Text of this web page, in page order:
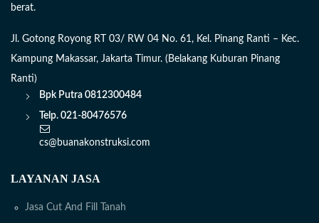
berat.
Jl. Gotong Royong RT 03/ RW 04 No. 61, Kel. Pinang Ranti – Kec.
Kampung Makassar, Jakarta Timur. (Belakang Kuburan Pinang
Ranti)
Bpk Putra 0812300484
Telp. 021-80476576
cs@buanakonstruksi.com
LAYANAN JASA
Jasa Cut And Fill Tanah